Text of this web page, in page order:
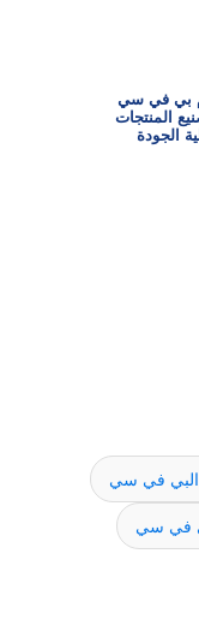
بي في سي
تصنيع المنتجات
الجودة
في سي
في سي